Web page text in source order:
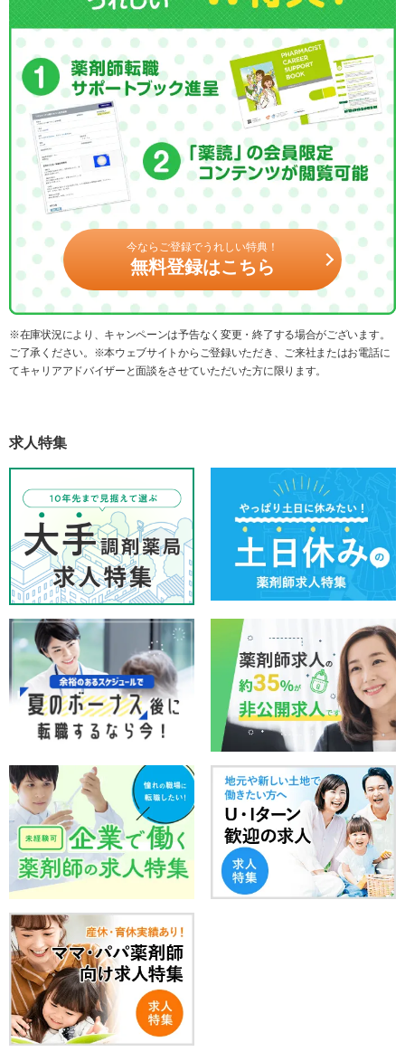
今ならご登録でうれしい特典！
無料登録はこちら
※在庫状況により、キャンペーンは予告なく変更・終了する場合がございます。
ご了承ください。※本ウェブサイトからご登録いただき、ご来社またはお電話に
てキャリアアドバイザーと面談をさせていただいた方に限ります。
求人特集